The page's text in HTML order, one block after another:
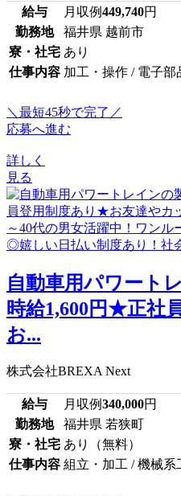
給与 月収例449,740円
勤務地
福井県 越前市
寮・社宅 あり
仕事内容 加工・操作 / 電子部
＼最短45秒で完了／
応募へ進む
詳しく
見る
⾃動⾞⽤パワート
時給1,600円★正社
お...
株式会社BREXA Next
給与 月収例340,000円
勤務地
福井県 若狭町
寮・社宅 あり（無料）
仕事内容 組立・加工 / 機械系